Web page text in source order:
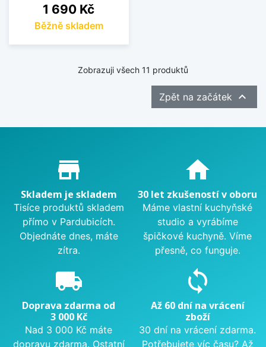
Cena
1 690 Kč
Běžně skladem
Zobrazuji všech 11 produktů
Zpět na začátek 
Proč nakupovat u nás?
store_mall_directory
Skladem je skladem
Tisíce produktů skladem
přímo v Pardubicích.
Objednáte dnes, máte
zítra.
home
30 let zkušeností v oboru
Máme vlastní kuchyňské
studio a vyrábíme
špičkové kuchyně. Víme
přesně, co funguje.
local_shipping
Doprava zdarma od
3 000 Kč
Nad 3 000 Kč máte
dopravu zdarma. Ostatní
sync
Až 60 dní na vrácení
zboží
30 dní na vrácení zdarma.
Potřebujete víc času? Až